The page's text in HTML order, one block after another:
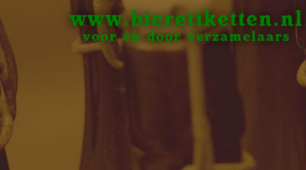
www.bieretiketten.nl
voor én door verzamelaars